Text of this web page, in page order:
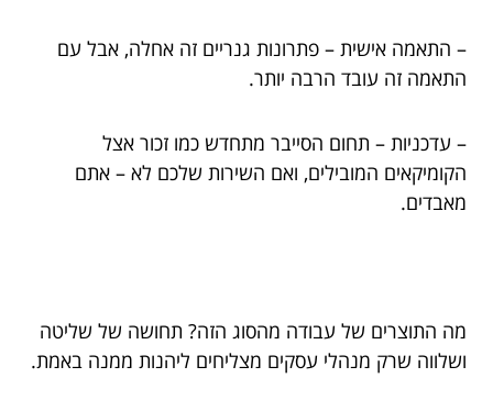
– התאמה אישית – פתרונות גנריים זה אחלה, אבל עם
התאמה זה עובד הרבה יותר.
– עדכניות – תחום הסייבר מתחדש כמו זכור אצל
הקומיקאים המובילים, ואם השירות שלכם לא – אתם
מאבדים.
מה התוצרים של עבודה מהסוג הזה? תחושה של שליטה
ושלווה שרק מנהלי עסקים מצליחים ליהנות ממנה באמת.